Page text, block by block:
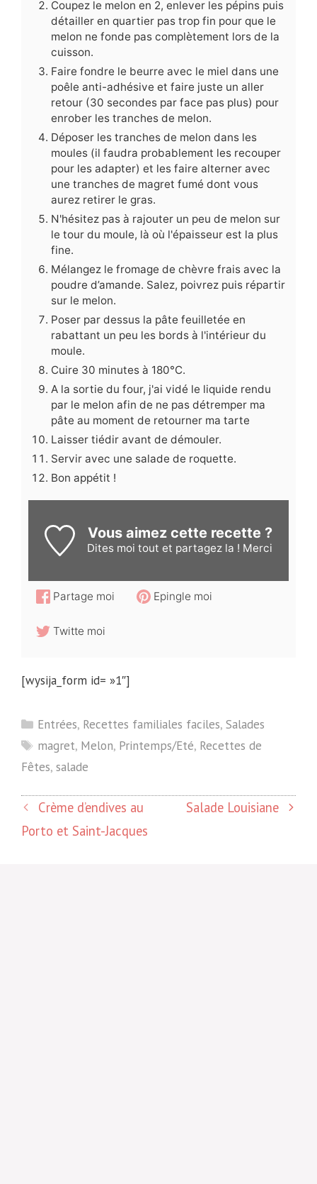
Coupez le melon en 2, enlever les pépins puis
détailler en quartier pas trop fin pour que le
melon ne fonde pas complètement lors de la
cuisson.
Faire fondre le beurre avec le miel dans une
poêle anti-adhésive et faire juste un aller
retour (30 secondes par face pas plus) pour
enrober les tranches de melon.
Déposer les tranches de melon dans les
moules (il faudra probablement les recouper
pour les adapter) et les faire alterner avec
une tranches de magret fumé dont vous
aurez retirer le gras.
N'hésitez pas à rajouter un peu de melon sur
le tour du moule, là où l'épaisseur est la plus
fine.
Mélangez le fromage de chèvre frais avec la
poudre d’amande. Salez, poivrez puis répartir
sur le melon.
Poser par dessus la pâte feuilletée en
rabattant un peu les bords à l'intérieur du
moule.
Cuire 30 minutes à 180°C.
A la sortie du four, j'ai vidé le liquide rendu
par le melon afin de ne pas détremper ma
pâte au moment de retourner ma tarte
Laisser tiédir avant de démouler.
Servir avec une salade de roquette.
Bon appétit !
Vous aimez cette recette ?
Dites moi tout et partagez la ! Merci
Partage moi Epingle moi
Twitte moi
[wysija_form id= »1″]
Catégories
Entrées, Recettes familiales faciles,Salades
Étiquettes
magret, Melon, Printemps/Eté, Recettes de
Fêtes, salade
Crème d’endives au
Porto et Saint-Jacques
Salade Louisiane